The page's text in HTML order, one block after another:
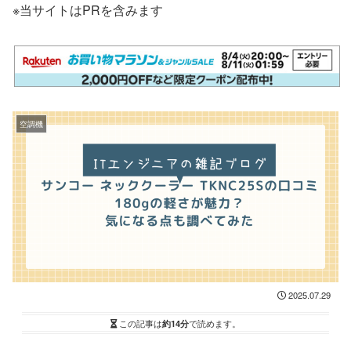
※当サイトはPRを含みます
空調機
2025.07.29
この記事は約14分で読めます。